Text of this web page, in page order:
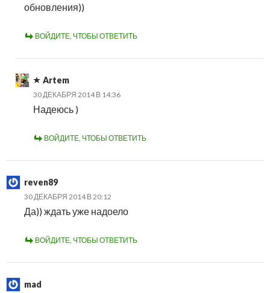
обновления))
ВОЙДИТЕ, ЧТОБЫ ОТВЕТИТЬ
Artem
30 ДЕКАБРЯ 2014 В 14:36
Надеюсь )
ВОЙДИТЕ, ЧТОБЫ ОТВЕТИТЬ
reven89
30 ДЕКАБРЯ 2014 В 20:12
Да)) ждать уже надоело
ВОЙДИТЕ, ЧТОБЫ ОТВЕТИТЬ
mad